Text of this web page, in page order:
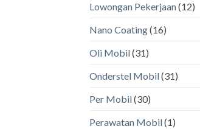
Lowongan Pekerjaan(12)
Nano Coating(16)
Oli Mobil(31)
Onderstel Mobil(31)
Per Mobil(30)
Perawatan Mobil(1)